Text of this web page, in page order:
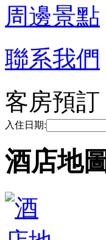
周邊景點
聯系我們
客房預訂
入住日期:
酒店地圖